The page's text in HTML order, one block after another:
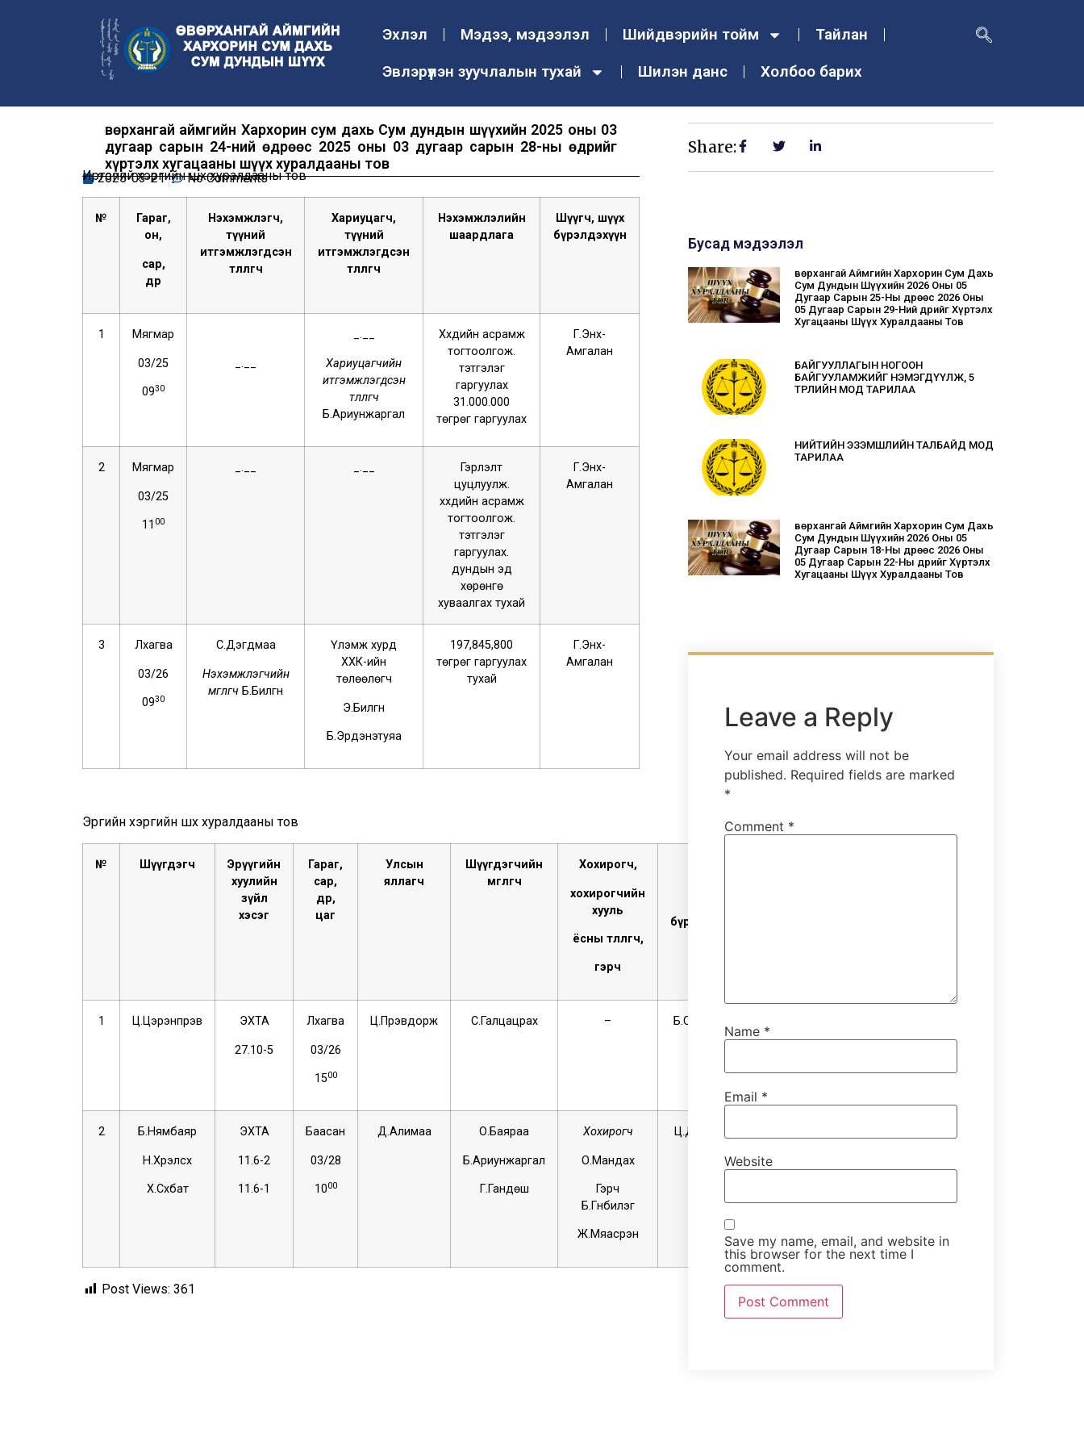
Эхлэл Мэдээ, мэдээлэл Шийдвэрийн тойм
Тайлан
Эвлэрүүлэн зуучлалын тухай
Шилэн данс Холбоо барих
Өвөрхангай аймгийн Хархорин сум дахь Сум дундын шүүхийн 2025 оны 03
дугаар сарын 24-ний өдрөөс 2025 оны 03 дугаар сарын 28-ны өдрийг
хүртэлх хугацааны шүүх хуралдааны тов
2025-03-21 No Comments
Иргэний хэргийн шүүх хуралдааны тов
№ Гараг,
он,
сар,
өдөр
Нэхэмжлэгч,
түүний
итгэмжлэгдсэн
төлөөлөгч
Хариуцагч,
түүний
итгэмжлэгдсэн
төлөөлөгч
Нэхэмжлэлийн
шаардлага
Шүүгч, шүүх
бүрэлдэхүүн
1 Мягмар
03/25
0930
_.__
_.__
Хариуцагчийн
итгэмжлэгдсэн
төлөөлөгч
Б.Ариунжаргал
Хүүхдийн асрамж
тогтоолгож.
тэтгэлэг
гаргуулах
31.000.000
төгрөг гаргуулах
Г.Энх-
Амгалан
2 Мягмар
03/25
11 00
_.__ _.__
Гэрлэлт
цуцлуулж.
хүүхдийн асрамж
тогтоолгож.
тэтгэлэг
гаргуулах.
дундын эд
хөрөнгө
хуваалгах тухай
Г.Энх-
Амгалан
3 Лхагва
03/26
0930
С.Дэгдмаа
Нэхэмжлэгчийн
өмгөөлөгч Б.Билгүүн
Үлэмж хурд
ХХК-ийн
төлөөлөгч
Э.Билгүүн
Б.Эрдэнэтуяа
197,845,800
төгрөг гаргуулах
тухай
Г.Энх-
Амгалан
Эрүүгийн хэргийн шүүх хуралдааны тов
№ Шүүгдэгч
Эрүүгийн
хуулийн
зүйл
хэсэг
Гараг,
сар,
өдөр,
цаг
Улсын
яллагч
Шүүгдэгчийн
мгөөлөгч
Хохирогч,
хохирогчийн
хууль
ёсны төлөөлөгч,
гэрч
бүрэлдэхүүн
1 Ц.Цэрэнпүрэв ЭХТА
27.10-5
Лхагва
03/26
1500
Ц.Пүрэвдорж С.Галцацрах – Б.Сарантуяа
2 Б.Нямбаяр
Н.Хүрэлсүх
Х.Сүхбат
ЭХТА
11.6-2
11.6-1
Баасан
03/28
1000
Д.Алимаа О.Баяраа
Б.Ариунжаргал
Г.Гандөш
Хохирогч
О.Мандах
Гэрч
Б.Гүнбилэг
Ж.Мяасүрэн
Ц.Дагиймаа
Post Views: 361
Share:
Бусад мэдээлэл
Өвөрхангай Аймгийн Хархорин Сум Дахь
Сум Дундын Шүүхийн 2026 Оны 05
Дугаар Сарын 25-Ны Өдрөөс 2026 Оны
05 Дугаар Сарын 29-Ний Өдрийг Хүртэлх
Хугацааны Шүүх Хуралдааны Тов
БАЙГУУЛЛАГЫН НОГООН
БАЙГУУЛАМЖИЙГ НЭМЭГДҮҮЛЖ, 5
ТӨРЛИЙН МОД ТАРИЛАА
НИЙТИЙН ЭЗЭМШЛИЙН ТАЛБАЙД МОД
ТАРИЛАА
Өвөрхангай Аймгийн Хархорин Сум Дахь
Сум Дундын Шүүхийн 2026 Оны 05
Дугаар Сарын 18-Ны Өдрөөс 2026 Оны
05 Дугаар Сарын 22-Ны Өдрийг Хүртэлх
Хугацааны Шүүх Хуралдааны Тов
Leave a Reply
Your email address will not be
published. Required fields are marked
*
Comment *
Name *
Email *
Website
Save my name, email, and website in
this browser for the next time I
comment.